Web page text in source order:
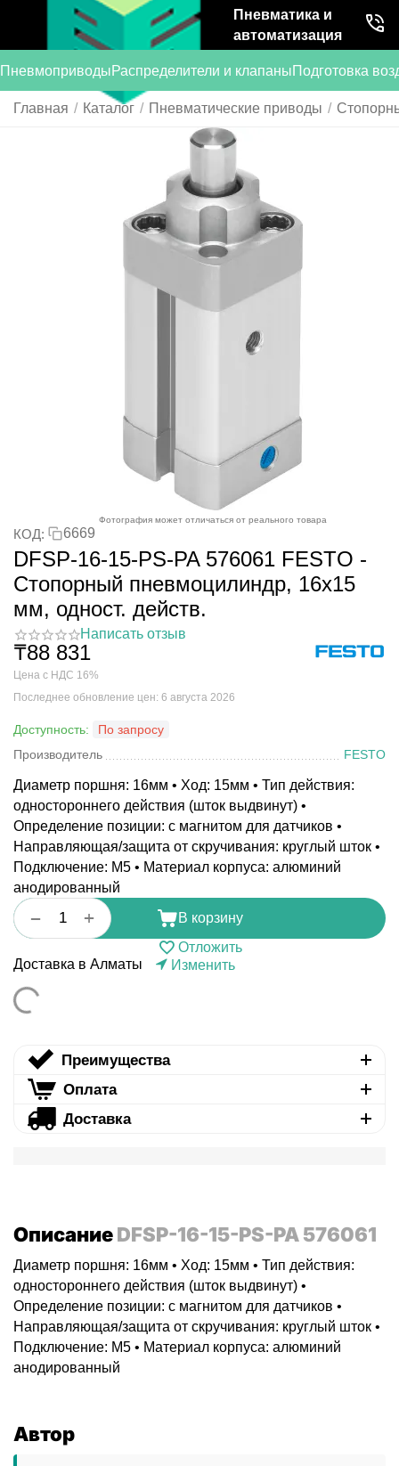
Пневматика и
автоматизация
ПневмоприводыРаспределители и клапаныПодготовка
Главная / Каталог / Пневматические приводы /
Фотография может отличаться от реального товара
КОД: 6669
DFSP-16-15-PS-PA 576061 FESTO -
Стопорный пневмоцилиндр, 16x15
мм, одност. действ.
Написать отзыв
₸88 831
Цена с НДС 16%
Последнее обновление цен: 6 августа 2026
Доступность:
По запросу
Производитель
FESTO
Диаметр поршня: 16мм • Ход: 15мм • Тип действия:
одностороннего действия (шток выдвинут) •
Определение позиции: с магнитом для датчиков •
Направляющая/защита от скручивания: круглый шток •
Подключение: M5 • Материал корпуса: алюминий
анодированный
+
−
В корзину
Отложить
Доставка в Алматы
Изменить
Преимущества
Оплата
Доставка
ОписаниеDFSP-16-15-PS-PA 576061
Диаметр поршня: 16мм • Ход: 15мм • Тип действия:
одностороннего действия (шток выдвинут) •
Определение позиции: с магнитом для датчиков •
Направляющая/защита от скручивания: круглый шток •
Подключение: M5 • Материал корпуса: алюминий
анодированный
Автор